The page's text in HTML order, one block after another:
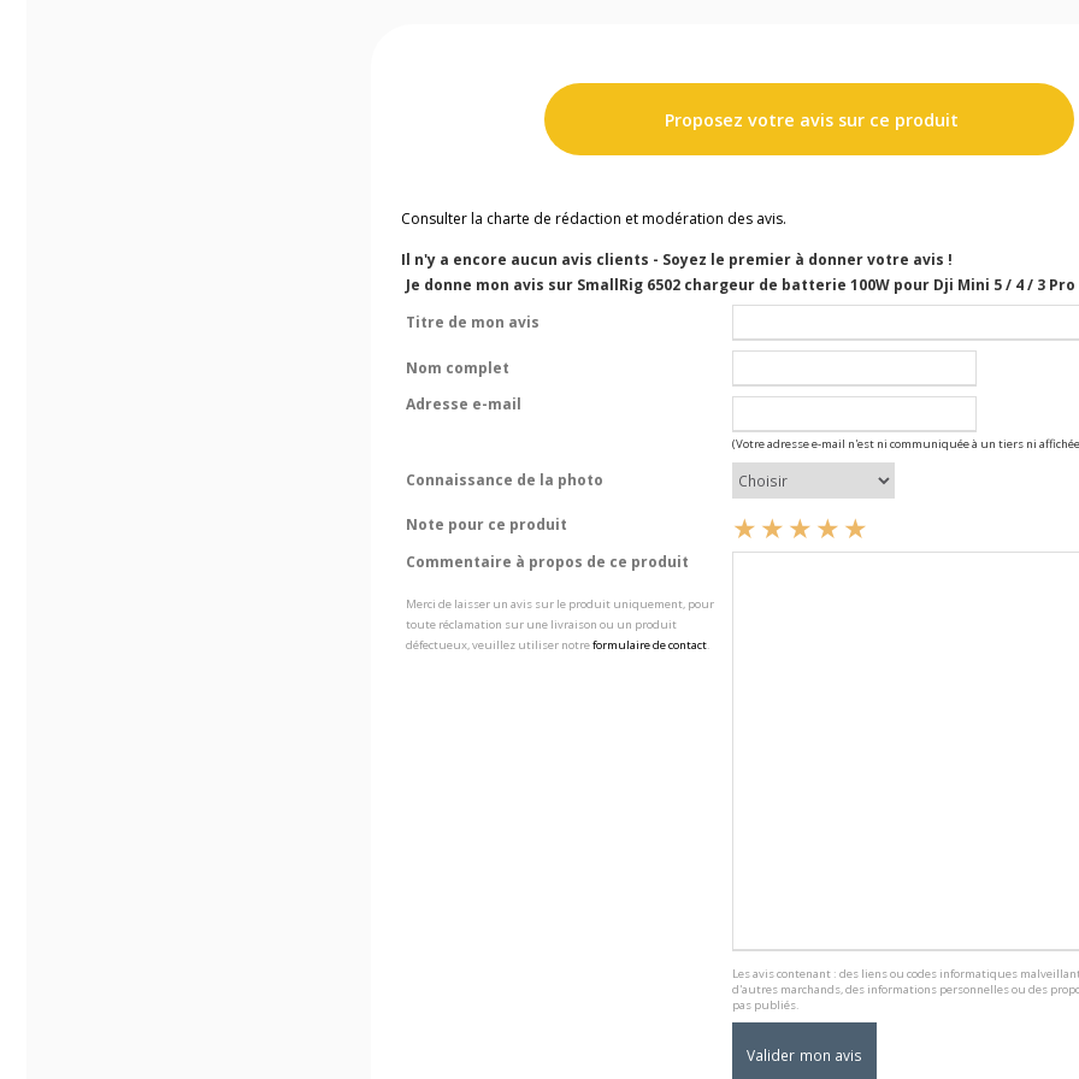
Proposez votre avis sur ce produit
Consulter la charte de rédaction et modération des avis.
Il n'y a encore aucun avis clients - Soyez le premier à donner votre avis !
Je donne mon avis sur SmallRig 6502 chargeur de batterie 100W pour Dji Mini 5 / 4 / 3 Pro
Titre de mon avis
Nom complet
Adresse e-mail
(Votre adresse e-mail n'est ni communiquée à un tiers ni
Connaissance de la photo
Note pour ce produit
Commentaire à propos de ce produit
Merci de laisser un avis sur le produit uniquement, pour
toute réclamation sur une livraison ou un produit
défectueux, veuillez utiliser notreformulaire de contact.
Les avis contenant : des liens ou codes informatiques
d'autres marchands, des informations personnelles ou des
pas publiés.